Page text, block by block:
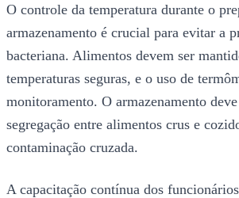
O controle da temperatura durante o
armazenamento é crucial para evitar a
bacteriana. Alimentos devem ser
temperaturas seguras, e o uso de
monitoramento. O armazenamento
segregação entre alimentos crus e
contaminação cruzada.
A capacitação contínua dos